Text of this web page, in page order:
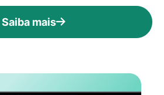
Saiba mais